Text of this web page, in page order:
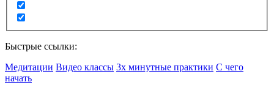
Быстрые ссылки:
Медитации Видео классы 3х минутные практики С чего
начать